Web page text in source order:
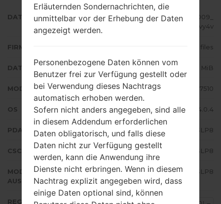
DATEINAME
GT-P7510_BRI_1_20120830103009_
buuysmvy4v
FIRMWARE TYP 4 files
DATEIGRÖSSE 419.96 MiB
MODELL Samsung GT-P7510
OS Android Ice Cream Sandwich 4.0.4
PDA/AP AUSFÜHRUNG P7510ZSLP8
CSC AUSFÜHRUNG P7510OZSLP8
MODEM/CP
AUSFÜHRUNG
P7510ZSLP8
REGION
Erläuternden Sondernachrichten, die
unmittelbar vor der Erhebung der Daten
angezeigt werden.
Personenbezogene Daten können vom
Benutzer frei zur Verfügung gestellt oder
bei Verwendung dieses Nachtrags
automatisch erhoben werden.
Sofern nicht anders angegeben, sind alle
in diesem Addendum erforderlichen
Daten obligatorisch, und falls diese
Daten nicht zur Verfügung gestellt
werden, kann die Anwendung ihre
Dienste nicht erbringen. Wenn in diesem
Nachtrag explizit angegeben wird, dass
einige Daten optional sind, können